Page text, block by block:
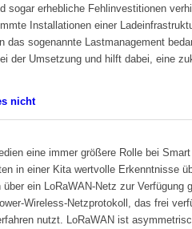
sogar erhebliche Fehlinvestitionen
Installationen einer
das sogenannte Lastmanagement
der Umsetzung und hilft dabei, eine
nicht
eine immer größere Rolle bei Smart
in einer Kita wertvolle Erkenntnisse
ein LoRaWAN-Netz zur Verfügung
Wireless-Netzprotokoll, das frei
nutzt. LoRaWAN ist